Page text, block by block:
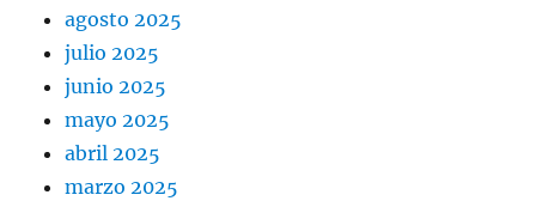
agosto 2025
julio 2025
junio 2025
mayo 2025
abril 2025
marzo 2025